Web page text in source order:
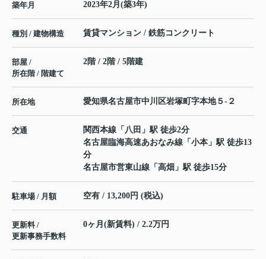
築年月 2023年2月(築3年)
種別 / 建物構造 賃貸マンション / 鉄筋コンクリート
部屋 /
所在階 / 階建て
2階 / 2階 / 5階建
所在地 愛知県名古屋市中川区岩塚町 字本地５-２
交通 関西本線 「 八田 」駅 徒歩2分
名古屋臨海高速あおなみ線 「 小本 」駅 徒歩13
分
名古屋市営東山線 「 高畑 」駅 徒歩15分
駐車場 / 月額 空有 / 13,200円 (税込)
更新料 /
更新事務手数料
0ヶ月(新賃料) / 2.2万円